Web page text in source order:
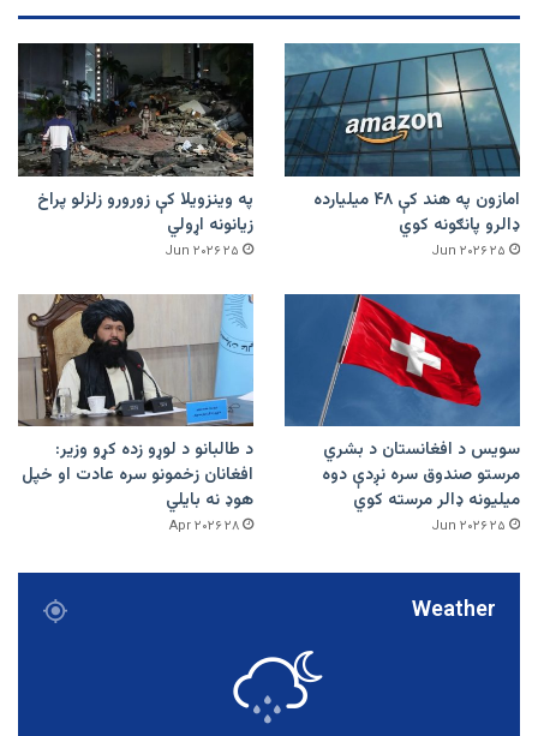
امازون په هند کې ۴۸ میلیارده
ډالرو پانګونه کوي
۲۵ Jun ۲۰۲۶
په وینزویلا کې زورورو زلزلو پراخ
زیانونه اړولي
۲۵ Jun ۲۰۲۶
سویس د افغانستان د بشري
مرستو صندوق سره نږدې دوه
میلیونه ډالر مرسته کوي
۲۵ Jun ۲۰۲۶
د طالبانو د لوړو زده کړو وزیر:
افغانان زخمونو سره عادت او خپل
هوډ نه بایلي
۲۸ Apr ۲۰۲۶
Weather